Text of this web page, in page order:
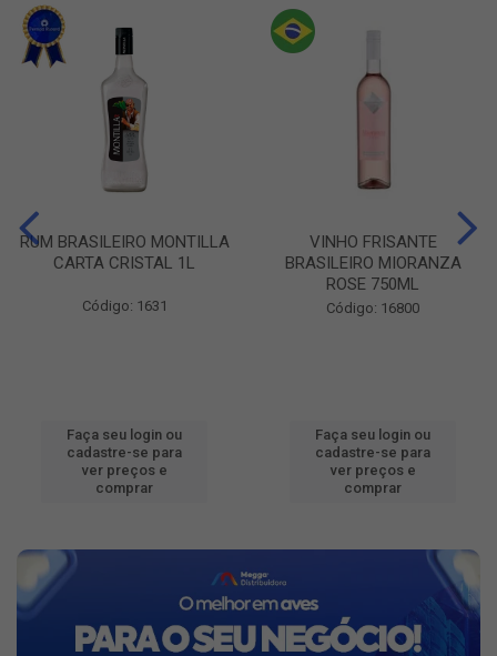
RUM BRASILEIRO MONTILLA
CARTA CRISTAL 1L
Código: 1631
Faça seu login ou
cadastre-se para
ver preços e
comprar
VINHO FRISANTE
BRASILEIRO MIORANZA
ROSE 750ML
Código: 16800
Faça seu login ou
cadastre-se para
ver preços e
comprar